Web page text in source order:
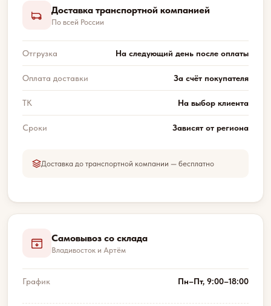
Доставка транспортной компанией
По всей России
Отгрузка На следующий день после оплаты
Оплата доставки За счёт покупателя
ТК На выбор клиента
Сроки Зависят от региона
Доставка до транспортной компании — бесплатно
Самовывоз со склада
Владивосток и Артём
График Пн–Пт, 9:00–18:00